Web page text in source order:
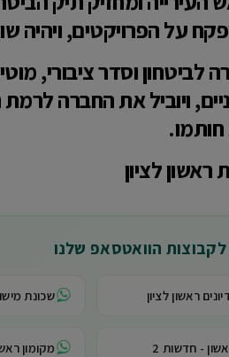
על הפרויקטים, ויהיה
לביטחון וסדר ציבורי,
ויוביל את החברה
ראשון לציון
הוואטסאפ שלנו
ראשון לציון שכונת
- חדשות 2 מקומון